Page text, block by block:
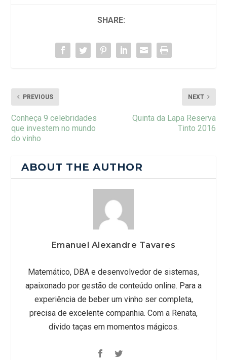
SHARE:
PREVIOUS
Conheça 9 celebridades
que investem no mundo
do vinho
NEXT
Quinta da Lapa Reserva
Tinto 2016
ABOUT THE AUTHOR
Emanuel Alexandre Tavares
Matemático, DBA e desenvolvedor de sistemas,
apaixonado por gestão de conteúdo online. Para a
experiência de beber um vinho ser completa,
precisa de excelente companhia. Com a Renata,
divido taças em momentos mágicos.